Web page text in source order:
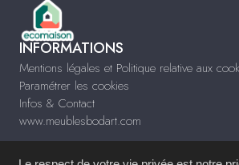
INFORMATIONS
Mentions légales et Politique relative aux
Paramétrer les cookies
Infos & Contact
www.meublesbodart.com